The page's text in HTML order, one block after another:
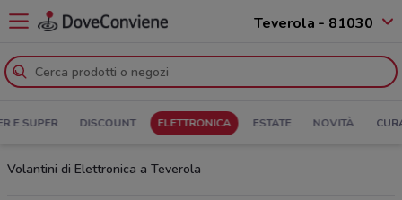
Teverola - 81030
E SUPER DISCOUNT ELETTRONICA ESTATE NOVITÀ
Volantini di Elettronica a Teverola